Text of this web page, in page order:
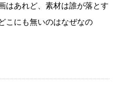
はあれど、素材は誰が落とす
こにも無いのはなぜなの